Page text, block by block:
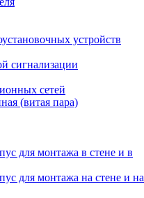
устройств
сигнализации
сетей
(витая пара)
для монтажа в стене и в
для монтажа на стене и на